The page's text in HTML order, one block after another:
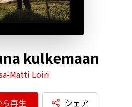
kulkemaan
Matti Loiri
再生 シェア